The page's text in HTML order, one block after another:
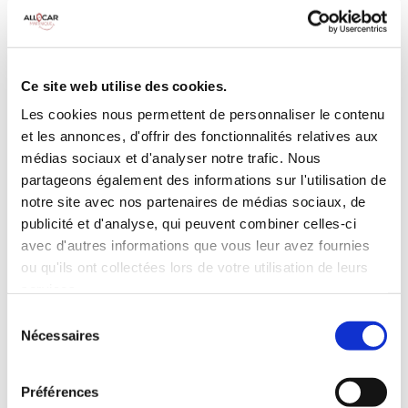
Ce site web utilise des cookies.
Les cookies nous permettent de personnaliser le contenu
et les annonces, d'offrir des fonctionnalités relatives aux
médias sociaux et d'analyser notre trafic. Nous
partageons également des informations sur l'utilisation de
notre site avec nos partenaires de médias sociaux, de
publicité et d'analyse, qui peuvent combiner celles-ci
avec d'autres informations que vous leur avez fournies
ou qu'ils ont collectées lors de votre utilisation de leurs
Nécessaires
Préférences
100 CV
INCLUS À LA LOCATION
Killométrage illimité
Assurance tous risques (hors franchise)
Carburant : plein à rendre plein
CONDITIONS DE LOCATION
Age minimum :20 ans
ASSURANCE